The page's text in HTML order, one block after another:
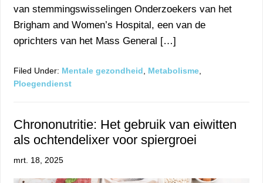
van stemmingswisselingen Onderzoekers van het
Brigham and Women’s Hospital, een van de
oprichters van het Mass General […]
Filed Under: Mentale gezondheid Metabolisme
Ploegendienst
Chrononutritie: Het gebruik van eiwitten
als ochtendelixer voor spiergroei
mrt. 18, 2025